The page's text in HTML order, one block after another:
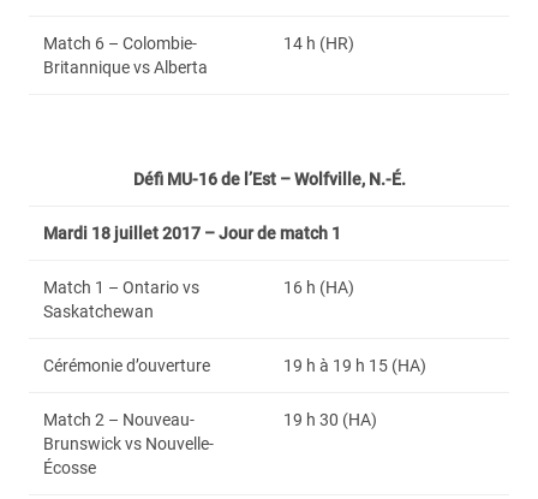
Match 6 – Colombie-
Britannique vs Alberta
14 h (HR)
Défi MU-16 de l’Est – Wolfville, N.-É.
Mardi 18 juillet 2017 – Jour de match 1
Match 1 – Ontario vs
Saskatchewan
16 h (HA)
Cérémonie d’ouverture 19 h à 19 h 15 (HA)
Match 2 – Nouveau-
Brunswick vs Nouvelle-
Écosse
19 h 30 (HA)